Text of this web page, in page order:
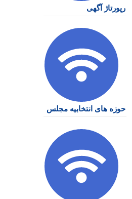
رپورتاژ آگهی
حوزه های انتخابیه مجلس